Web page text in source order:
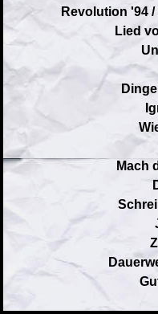
Revolution '94
Lied
Mach